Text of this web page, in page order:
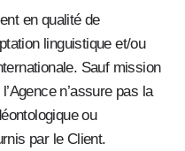
en qualité de
linguistique et/ou
Sauf mission
n’assure pas la
ou
par le Client.